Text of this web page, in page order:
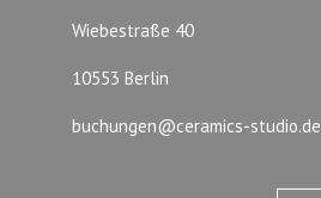
Wiebestraße 40
10553 Berlin
buchungen@ceramics-studio.de